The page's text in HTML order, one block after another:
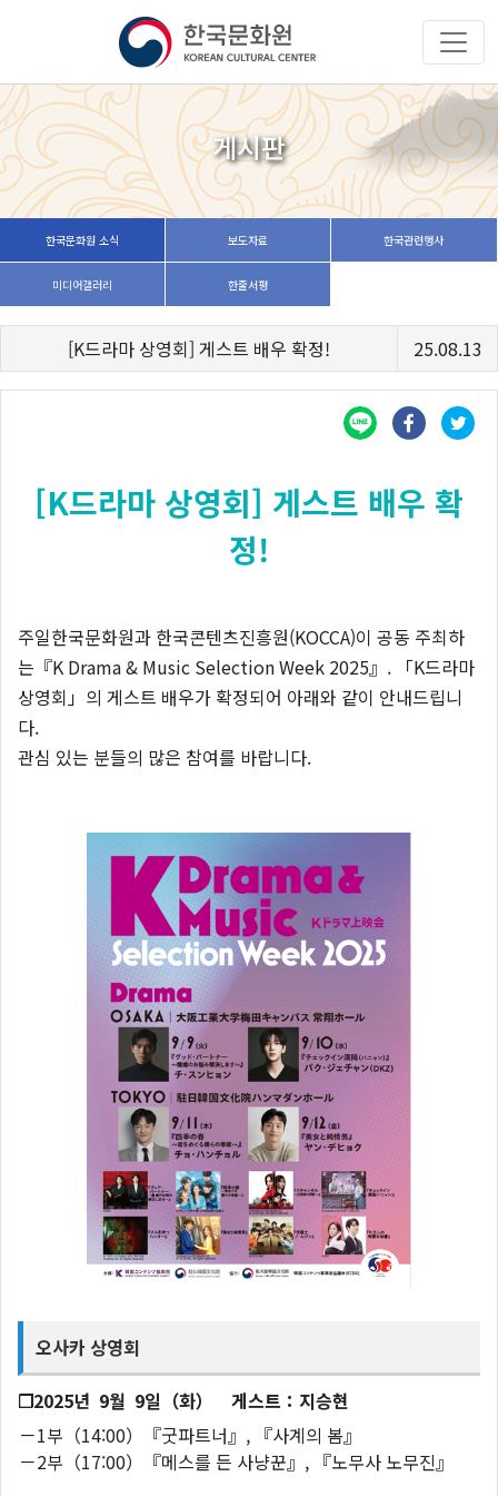
게시판
한국문화원 소식 보도자료 한국관련행사
미디어갤러리 한줄서평
[K드라마 상영회] 게스트 배우 확정! 25.08.13
[K드라마 상영회] 게스트 배우 확
정!
주일한국문화원과 한국콘텐츠진흥원(KOCCA)이 공동 주최하
는『K Drama & Music Selection Week 2025』. 「K드라마
상영회」의 게스트 배우가 확정되어 아래와 같이 안내드립니
다.
관심 있는 분들의 많은 참여를 바랍니다.
오사카 상영회
❐2025년 9월 9일（화） 게스트：지승현
－1부（14:00）『굿파트너』, 『사계의 봄』
－2부（17:00）『메스를 든 사냥꾼』, 『노무사 노무진』